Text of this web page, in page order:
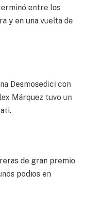
entre los
y en una vuelta de
Desmosedici con
Márquez tuvo un
de gran premio
podios en